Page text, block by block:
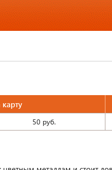
50 руб.